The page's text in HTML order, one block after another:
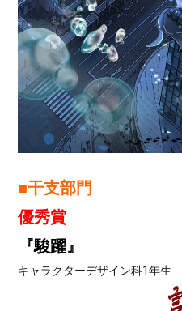
■干支部門
優秀賞
『駿躍』
キャラクターデザイン科1年生